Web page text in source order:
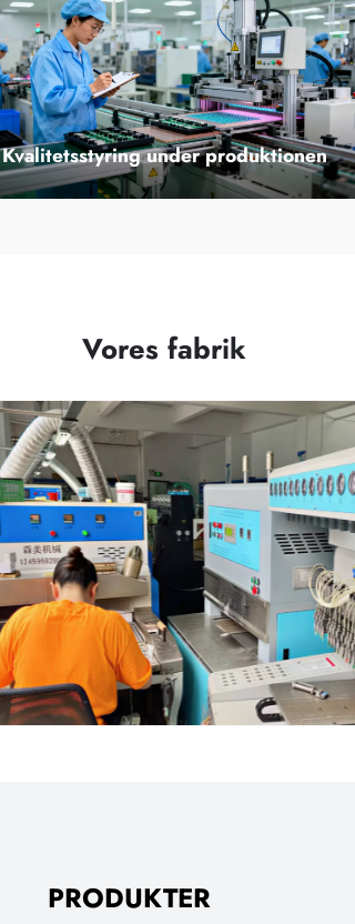
Kvalitetsstyring under produktionen
Vores fabrik
PRODUKTER